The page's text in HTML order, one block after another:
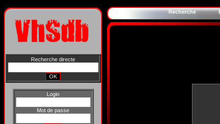
Recherche directe
Login
Mot de passe
Recherche